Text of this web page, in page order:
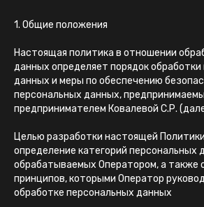
1. Общие положения
Настоящая политика в отношении
данных определяет порядок
данных и меры по обеспечению
персональных данных,
предпринимателем Ковалевой С.Р.
Целью разработки настоящей
определение категорий персональных
обрабатываемых Оператором, а также
принципов, которыми Оператор
обработке персональных данных